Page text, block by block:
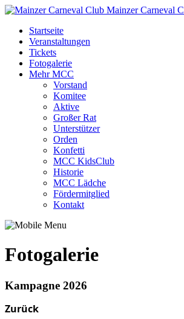
Mainzer Carneval
Startseite
Veranstaltungen
Tickets
Fotogalerie
Mehr MCC
Vorstand
Komitee
Aktive
Großer Rat
Unterstützer
Orden
Konfetti
MCC KidsClub
Historie
MCC Lädche
Fördermitglied
Kontakt
Fotogalerie
Kampagne 2026
Zurück